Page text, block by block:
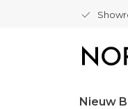
Nieuw